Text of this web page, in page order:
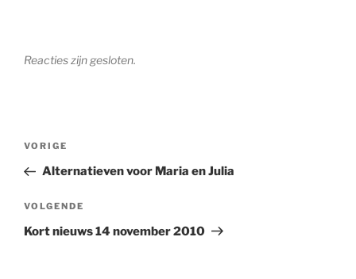
Reacties zijn gesloten.
Berichtnavigatie
Vorig
bericht
VORIGE
Alternatieven voor Maria en Julia
Volgend
bericht
VOLGENDE
Kort nieuws 14 november 2010